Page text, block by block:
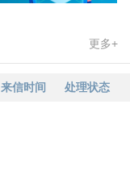
更多+
来信时间 处理状态